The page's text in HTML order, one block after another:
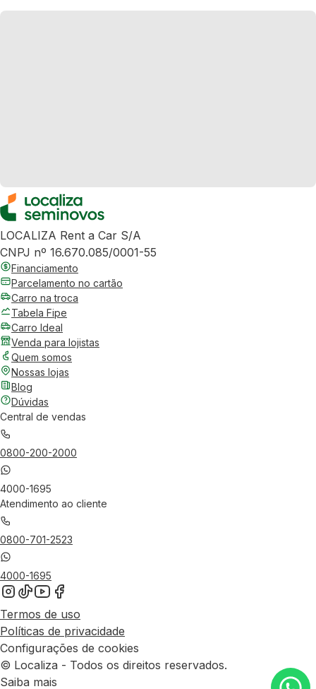
LOCALIZA Rent a Car S/A
CNPJ nº 16.670.085/0001-55
Financiamento
Parcelamento no cartão
Carro na troca
Tabela Fipe
Carro Ideal
Venda para lojistas
Quem somos
Nossas lojas
Blog
Dúvidas
Central de vendas
0800-200-2000
4000-1695
Atendimento ao cliente
0800-701-2523
4000-1695
Termos de uso
Políticas de privacidade
Configurações de cookies
© Localiza - Todos os direitos reservados.
Saiba mais